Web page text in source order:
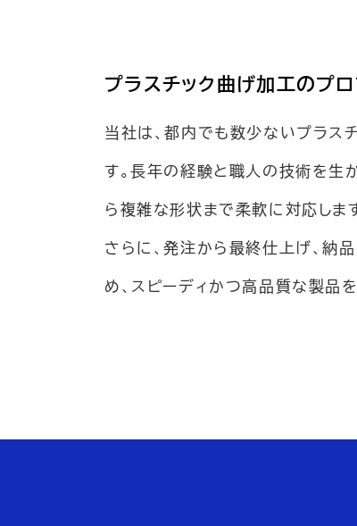
プラスチック曲げ加工のプロ
当社は、都内でも数少ないプラス
す。長年の経験と職人の技術を生
ら複雑な形状まで柔軟に対応します
さらに、発注から最終仕上げ、納
め、スピーディかつ高品質な製品を